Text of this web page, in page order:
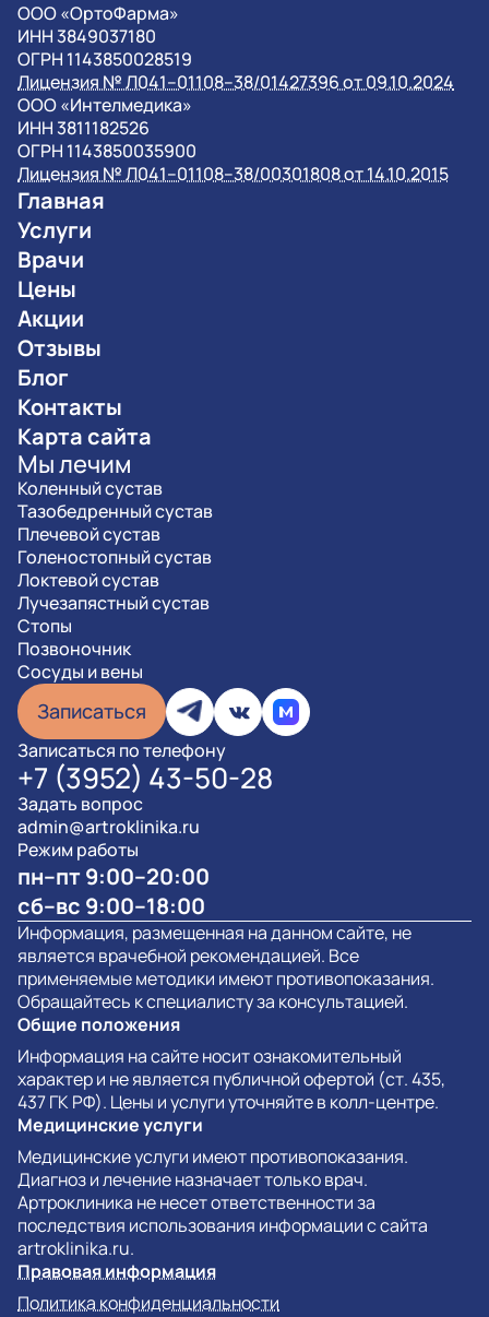
OOO «ОртоФарма»
ИНН 3849037180
ОГРН 1143850028519
Лицензия № Л041–01108–38/01427396 от 09.10.2024
OOO «Интелмедика»
ИНН 3811182526
ОГРН 1143850035900
Лицензия № Л041–01108–38/00301808 от 14.10.2015
Главная
Услуги
Врачи
Цены
Акции
Отзывы
Блог
Контакты
Карта сайта
Мы лечим
Коленный сустав
Тазобедренный сустав
Плечевой сустав
Голеностопный сустав
Локтевой сустав
Лучезапястный сустав
Стопы
Позвоночник
Сосуды и вены
Записаться
Записаться по телефону
+7 (3952) 43-50-28
Задать вопрос
admin@artroklinika.ru
Режим работы
пн–пт 9:00–20:00
сб–вс 9:00–18:00
Информация, размещенная на данном сайте, не
является врачебной рекомендацией. Все
применяемые методики имеют противопоказания.
Обращайтесь к специалисту за консультацией.
Общие положения
Информация на сайте носит ознакомительный
характер и не является публичной офертой (ст. 435,
437 ГК РФ). Цены и услуги уточняйте в колл-центре.
Медицинские услуги
Медицинские услуги имеют противопоказания.
Диагноз и лечение назначает только врач.
Артроклиника не несет ответственности за
последствия использования информации с сайта
artroklinika.ru.
Правовая информация
Политика конфиденциальности